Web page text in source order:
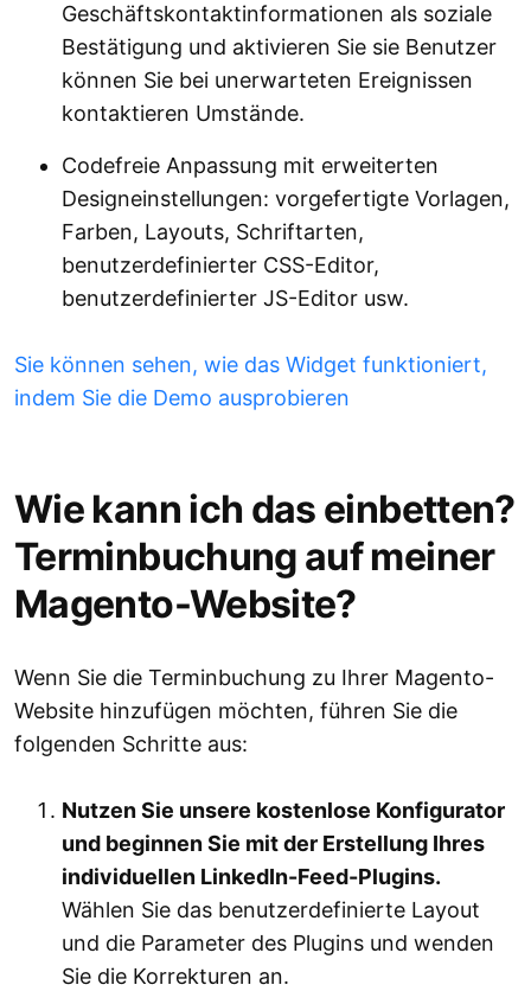
Geschäftskontaktinformationen als soziale
Bestätigung und aktivieren Sie sie Benutzer
können Sie bei unerwarteten Ereignissen
kontaktieren Umstände.
Codefreie Anpassung mit erweiterten
Designeinstellungen: vorgefertigte Vorlagen,
Farben, Layouts, Schriftarten,
benutzerdefinierter CSS-Editor,
benutzerdefinierter JS-Editor usw.
Sie können sehen, wie das Widget funktioniert,
indem Sie die Demo ausprobieren
Wie kann ich das einbetten?
Terminbuchung auf meiner
Magento-Website?
Wenn Sie die Terminbuchung zu Ihrer Magento-
Website hinzufügen möchten, führen Sie die
folgenden Schritte aus:
Nutzen Sie unsere kostenlose Konfigurator
und beginnen Sie mit der Erstellung Ihres
individuellen LinkedIn-Feed-Plugins.
Wählen Sie das benutzerdefinierte Layout
und die Parameter des Plugins und wenden
Sie die Korrekturen an.